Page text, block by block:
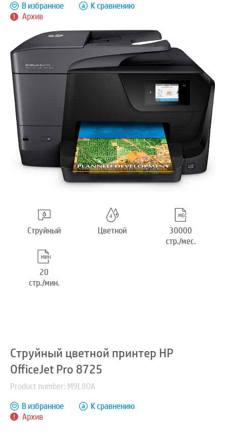
Архив
В избранное К сравнению
Струйный Цветной
30000
стр./мес.
20
стр./мин.
Струйный цветной принтер HP
OfficeJet Pro 8725
Product number: M9L80A
Архив
В избранное К сравнению